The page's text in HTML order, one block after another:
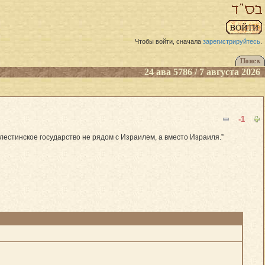
Чтобы войти, сначала зарегистрируйтесь.
24 ава 5786 / 7 августа 2026
-1
государство не рядом с Израилем, а вместо Израиля.”